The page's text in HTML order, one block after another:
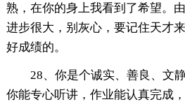
熟，在你的身上我看到了希望。
进步很大，别灰心，要记住天才
好成绩的。
28、你是个诚实、善良、文
你能专心听讲，作业能认真完成